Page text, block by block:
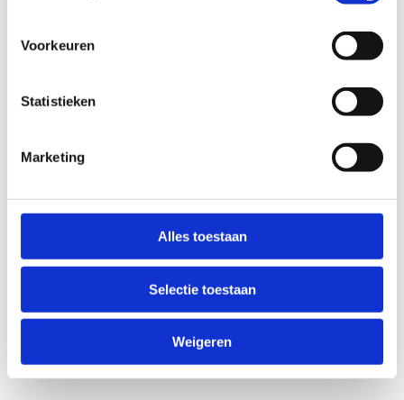
Voorkeuren
Statistieken
Marketing
Alles toestaan
Selectie toestaan
Weigeren
Anti-Robot Verification
Click to start verification
Verzend